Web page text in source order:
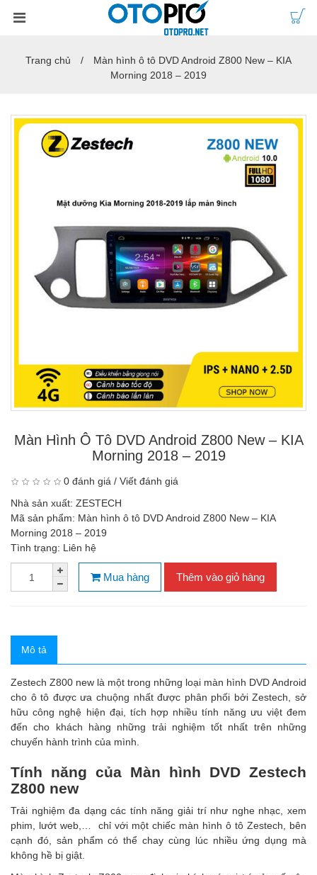
Trang chủ
Màn hình ô tô DVD Android Z800 New – KIA
Morning 2018 – 2019
Màn Hình Ô Tô DVD Android Z800 New – KIA
Morning 2018 – 2019
0 đánh giá / Viết đánh giá
Nhà sản xuất: ZESTECH
Mã sản phẩm: Màn hình ô tô DVD Android Z800 New – KIA
Morning 2018 – 2019
Tình trạng: Liên hệ
Mua hàng Thêm vào giỏ hàng
Mô tả
Zestech Z800 new là một trong những loại màn hình DVD Android
cho ô tô được ưa chuộng nhất được phân phối bởi Zestech, sở
hữu công nghệ hiện đại, tích hợp nhiều tính năng ưu việt đem
đến cho khách hàng những trải nghiệm tốt nhất trên những
chuyến hành trình của mình.
Tính năng của Màn hình DVD Zestech
Z800 new
Trải nghiệm đa dạng các tính năng giải trí như nghe nhạc, xem
phim, lướt web,… chỉ với một chiếc màn hình ô tô Zestech, bên
cạnh đó, sản phẩm có thể chay cùng lúc nhiều ứng dụng mà
không hề bị giật.